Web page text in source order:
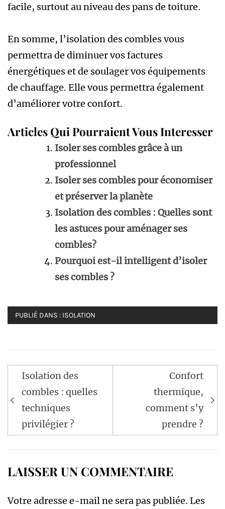
facile, surtout au niveau des pans de toiture.
En somme, l’isolation des combles vous
permettra de diminuer vos factures
énergétiques et de soulager vos équipements
de chauffage. Elle vous permettra également
d’améliorer votre confort.
Articles Qui Pourraient Vous Interesser
Isoler ses combles grâce à un
professionnel
Isoler ses combles pour économiser
et préserver la planète
Isolation des combles : Quelles sont
les astuces pour aménager ses
combles?
Pourquoi est-il intelligent d’isoler
ses combles ?
PUBLIÉ DANS : ISOLATION
Navigation
de
l’article
Isolation des
combles : quelles
techniques
privilégier ?
Confort
thermique,
comment s’y
prendre ?
LAISSER UN COMMENTAIRE
Votre adresse e-mail ne sera pas publiée. Les